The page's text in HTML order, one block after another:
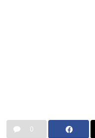
0